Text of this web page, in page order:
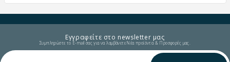
Εγγραφείτε στο newsletter μας
Συμπληρώστε το E-mail σας για να λαμβάνετε Νέα προϊόντα & Προσφορές μας.